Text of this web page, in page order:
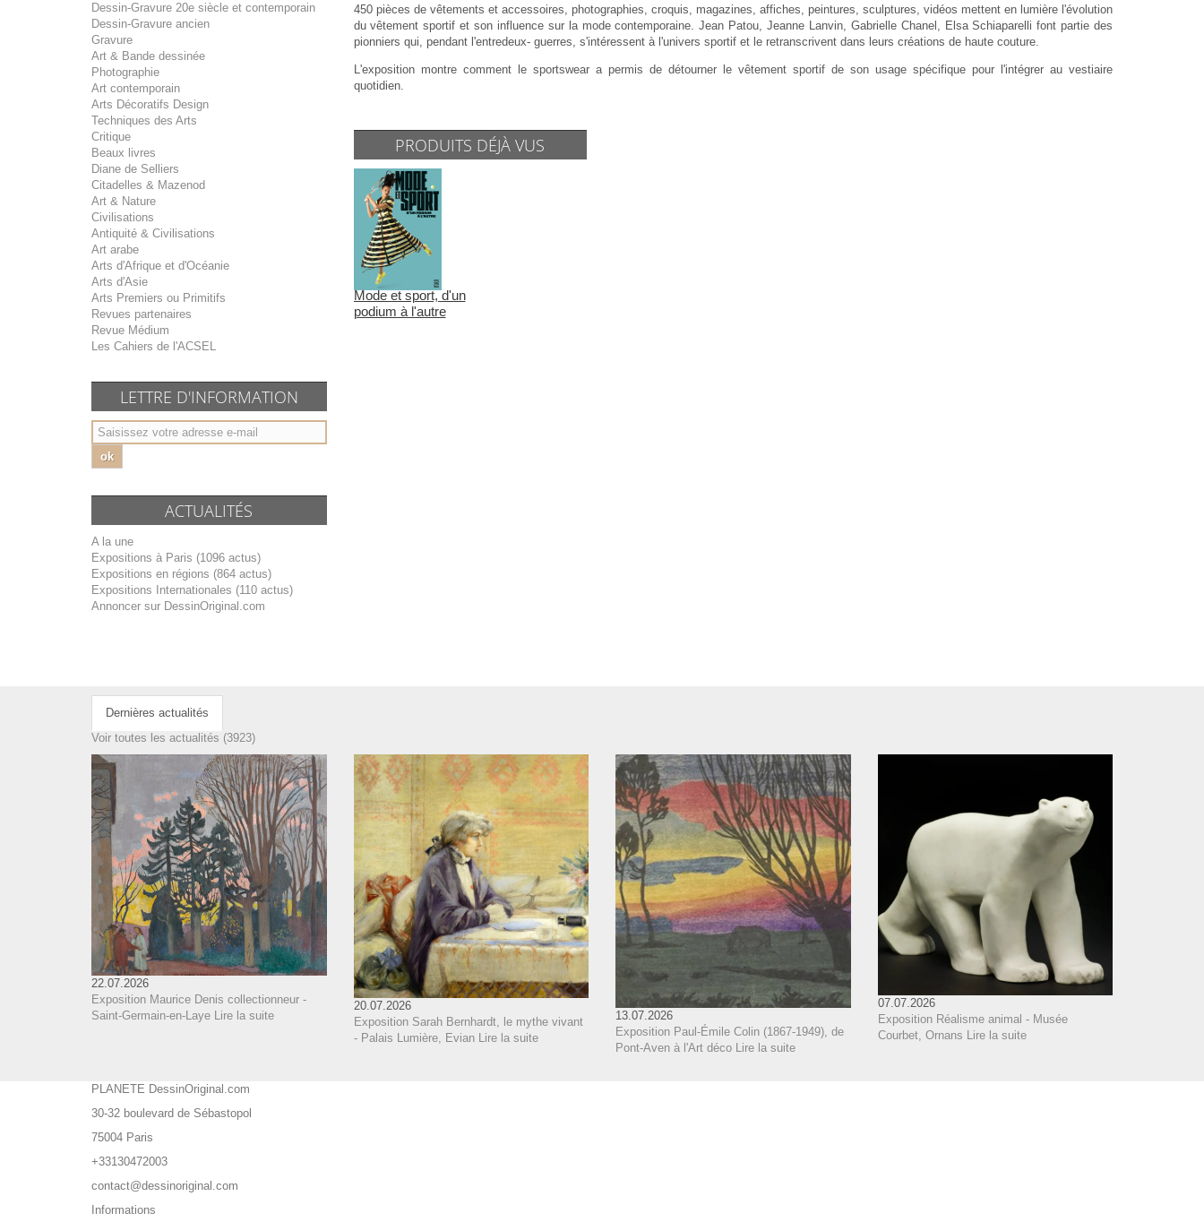
Dessin-Gravure 20e siècle et contemporain
Dessin-Gravure ancien
Gravure
Art & Bande dessinée
Photographie
Art contemporain
Arts Décoratifs Design
Techniques des Arts
Critique
Beaux livres
Diane de Selliers
Citadelles & Mazenod
Art & Nature
Civilisations
Antiquité & Civilisations
Art arabe
Arts d'Afrique et d'Océanie
Arts d'Asie
Arts Premiers ou Primitifs
Revues partenaires
Revue Médium
Les Cahiers de l'ACSEL
LETTRE D'INFORMATION
ok
ACTUALITÉS
A la une
Expositions à Paris (1096 actus)
Expositions en régions (864 actus)
Expositions Internationales (110 actus)
Annoncer sur DessinOriginal.com
450 pièces de vêtements et accessoires, photographies, croquis, magazines, affiches, peintures, sculptures, vidéos mettent en lumière l'évolution
du vêtement sportif et son influence sur la mode contemporaine. Jean Patou, Jeanne Lanvin, Gabrielle Chanel, Elsa Schiaparelli font partie des
pionniers qui, pendant l'entredeux- guerres, s'intéressent à l'univers sportif et le retranscrivent dans leurs créations de haute couture.
L'exposition montre comment le sportswear a permis de détourner le vêtement sportif de son usage spécifique pour l'intégrer au vestiaire
quotidien.
PRODUITS DÉJÀ VUS
Mode et sport, d'un
podium à l'autre
Dernières actualités
Voir toutes les actualités (3923)
22.07.2026
Exposition Maurice Denis collectionneur -
Saint-Germain-en-Laye Lire la suite
20.07.2026
Exposition Sarah Bernhardt, le mythe vivant
- Palais Lumière, Evian
Lire la suite
13.07.2026
Exposition Paul-Émile Colin (1867-1949), de
Pont-Aven à l'Art déco Lire la suite
07.07.2026
Exposition Réalisme animal - Musée
Courbet, Ornans
Lire la suite
PLANETE DessinOriginal.com
30-32 boulevard de Sébastopol
75004 Paris
+33130472003
contact@dessinoriginal.com
Informations